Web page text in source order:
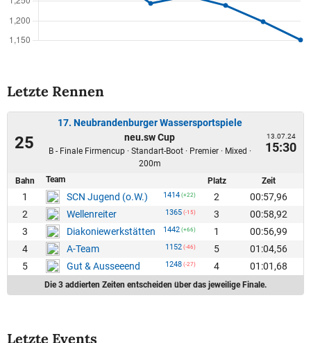
Letzte Rennen
25
17. Neubrandenburger Wassersportspiele
neu.sw Cup
B - Finale Firmencup · Standart-Boot · Premier · Mixed ·
200m
13.07.24
15:30
Bahn Team Platz Zeit
1 SCN Jugend (o.W.) 1414 (+22) 2
00:57,96
2
Wellenreiter 1365 (-15) 3
00:58,92
3
Diakoniewerkstätten 1442 (+66) 1
00:56,99
4
A-Team 1152 (-46) 5
01:04,56
5
Gut & Ausseeend 1248 (-27) 4 01:01,68
Die 3 addierten Zeiten entscheiden über das jeweilige Finale.
Letzte Events